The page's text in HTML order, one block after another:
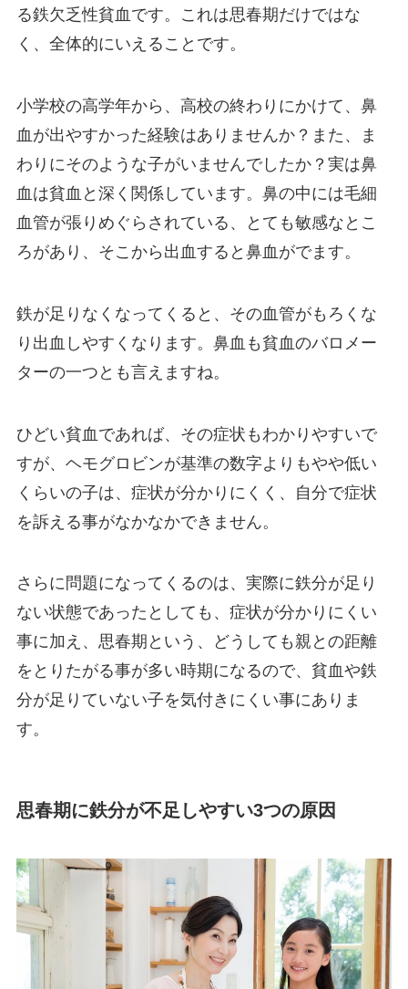
る鉄欠乏性貧血です。これは思春期だけではな
く、全体的にいえることです。
小学校の高学年から、高校の終わりにかけて、鼻
血が出やすかった経験はありませんか？また、ま
わりにそのような子がいませんでしたか？実は鼻
血は貧血と深く関係しています。鼻の中には毛細
血管が張りめぐらされている、とても敏感なとこ
ろがあり、そこから出血すると鼻血がでます。
鉄が足りなくなってくると、その血管がもろくな
り出血しやすくなります。鼻血も貧血のバロメー
ターの一つとも言えますね。
ひどい貧血であれば、その症状もわかりやすいで
すが、ヘモグロビンが基準の数字よりもやや低い
くらいの子は、症状が分かりにくく、自分で症状
を訴える事がなかなかできません。
さらに問題になってくるのは、実際に鉄分が足り
ない状態であったとしても、症状が分かりにくい
事に加え、思春期という、どうしても親との距離
をとりたがる事が多い時期になるので、貧血や鉄
分が足りていない子を気付きにくい事にありま
す。
思春期に鉄分が不足しやすい3つの原因